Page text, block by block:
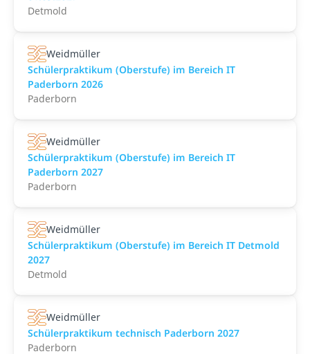
Detmold
Weidmüller
Schülerpraktikum (Oberstufe) im Bereich IT
Paderborn 2026
Paderborn
Weidmüller
Schülerpraktikum (Oberstufe) im Bereich IT
Paderborn 2027
Paderborn
Weidmüller
Schülerpraktikum (Oberstufe) im Bereich IT Detmold
2027
Detmold
Weidmüller
Schülerpraktikum technisch Paderborn 2027
Paderborn